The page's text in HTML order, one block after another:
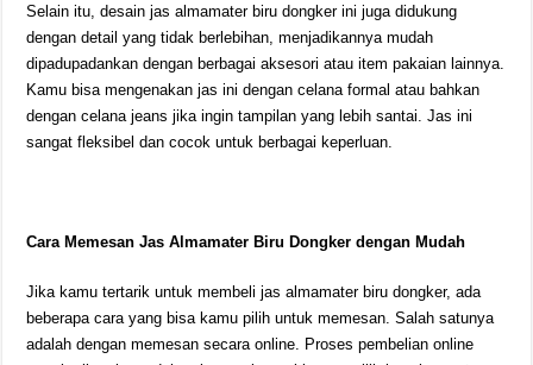
Selain itu, desain jas almamater biru dongker ini juga didukung
dengan detail yang tidak berlebihan, menjadikannya mudah
dipadupadankan dengan berbagai aksesori atau item pakaian lainnya.
Kamu bisa mengenakan jas ini dengan celana formal atau bahkan
dengan celana jeans jika ingin tampilan yang lebih santai. Jas ini
sangat fleksibel dan cocok untuk berbagai keperluan.
Cara Memesan Jas Almamater Biru Dongker dengan Mudah
Jika kamu tertarik untuk membeli jas almamater biru dongker, ada
beberapa cara yang bisa kamu pilih untuk memesan. Salah satunya
adalah dengan memesan secara online. Proses pembelian online